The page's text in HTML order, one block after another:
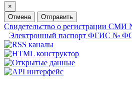
×
Отмена
Отправить
Свидетельство о регистрации
Электронный паспорт ФГИС №